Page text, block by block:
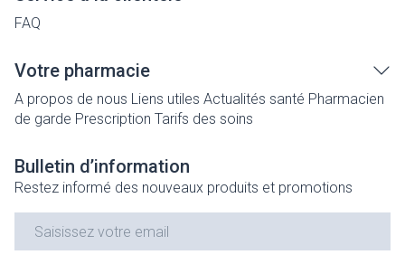
FAQ
Votre pharmacie
A propos de nous Liens utiles Actualités santé Pharmacien
de garde Prescription Tarifs des soins
Bulletin d’information
Restez informé des nouveaux produits et promotions